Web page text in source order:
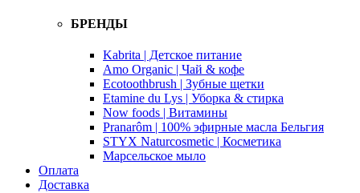
БРЕНДЫ
Kabrita | Детское питание
Amo Organic | Чай & кофе
Ecotoothbrush | Зубные щетки
Etamine du Lys | Уборка & стирка
Now foods | Витамины
Pranarôm | 100% эфирные масла Бельгия
STYX Naturcosmetic | Косметика
Марсельское мыло
Оплата
Доставка